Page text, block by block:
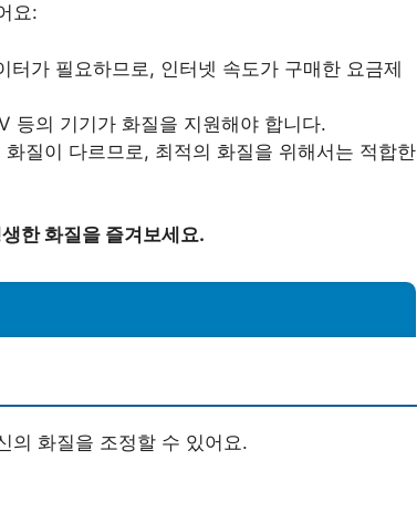
요:
터가 필요하므로, 인터넷 속도가 구매한 요금제
등의 기기가 화질을 지원해야 합니다.
질이 다르므로, 최적의 화질을 위해서는 적합한
한 화질을 즐겨보세요.
의 화질을 조정할 수 있어요.